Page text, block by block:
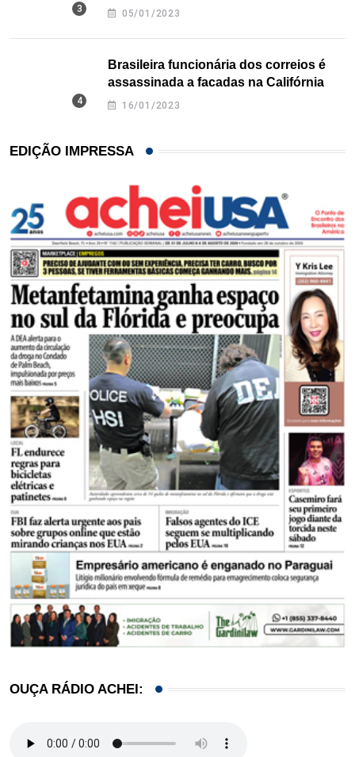
Texas
05/01/2023
Brasileira funcionária dos correios é
assassinada a facadas na Califórnia
16/01/2023
EDIÇÃO IMPRESSA
OUÇA RÁDIO ACHEI: